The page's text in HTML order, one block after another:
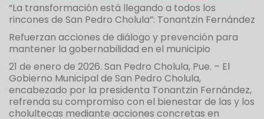
“La transformación está llegando a todos los
rincones de San Pedro Cholula”: Tonantzin Fernández
Refuerzan acciones de diálogo y prevención para
mantener la gobernabilidad en el municipio
21 de enero de 2026. San Pedro Cholula, Pue. – El
Gobierno Municipal de San Pedro Cholula,
encabezado por la presidenta Tonantzin Fernández,
refrenda su compromiso con el bienestar de las y los
cholultecas mediante acciones concretas en